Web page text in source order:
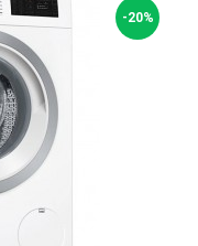
-20%